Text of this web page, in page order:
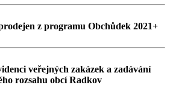
z programu Obchůdek 2021+
veřejných zakázek a zadávání
rozsahu obcí Radkov